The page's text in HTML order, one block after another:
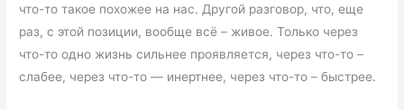
что-то такое похожее на нас. Другой разговор, что, еще
раз, с этой позиции, вообще всё – живое. Только через
что-то одно жизнь сильнее проявляется, через что-то –
слабее, через что-то — инертнее, через что-то – быстрее.